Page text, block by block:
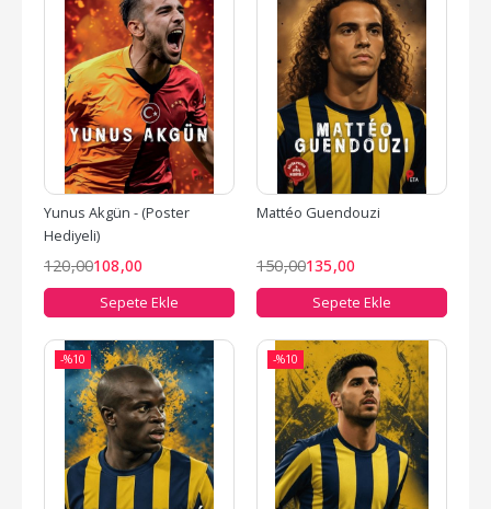
Yunus Akgün - (Poster
Hediyeli)
120,00108,00
Sepete Ekle
Mattéo Guendouzi
150,00135,00
Sepete Ekle
-%10 -%10